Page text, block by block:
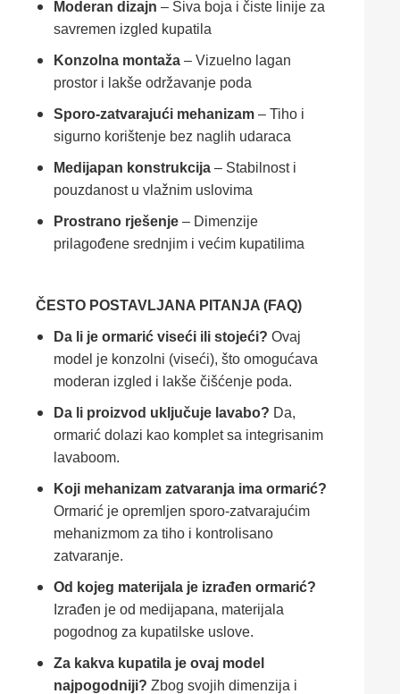
Moderan dizajn – Siva boja i čiste linije za
savremen izgled kupatila
Konzolna montaža – Vizuelno lagan
prostor i lakše održavanje poda
Sporo-zatvarajući mehanizam – Tiho i
sigurno korištenje bez naglih udaraca
Medijapan konstrukcija – Stabilnost i
pouzdanost u vlažnim uslovima
Prostrano rješenje – Dimenzije
prilagođene srednjim i većim kupatilima
ČESTO POSTAVLJANA PITANJA (FAQ)
Da li je ormarić viseći ili stojeći? Ovaj
model je konzolni (viseći), što omogućava
moderan izgled i lakše čišćenje poda.
Da li proizvod uključuje lavabo? Da,
ormarić dolazi kao komplet sa integrisanim
lavaboom.
Koji mehanizam zatvaranja ima ormarić?
Ormarić je opremljen sporo-zatvarajućim
mehanizmom za tiho i kontrolisano
zatvaranje.
Od kojeg materijala je izrađen ormarić?
Izrađen je od medijapana, materijala
pogodnog za kupatilske uslove.
Za kakva kupatila je ovaj model
najpogodniji? Zbog svojih dimenzija i